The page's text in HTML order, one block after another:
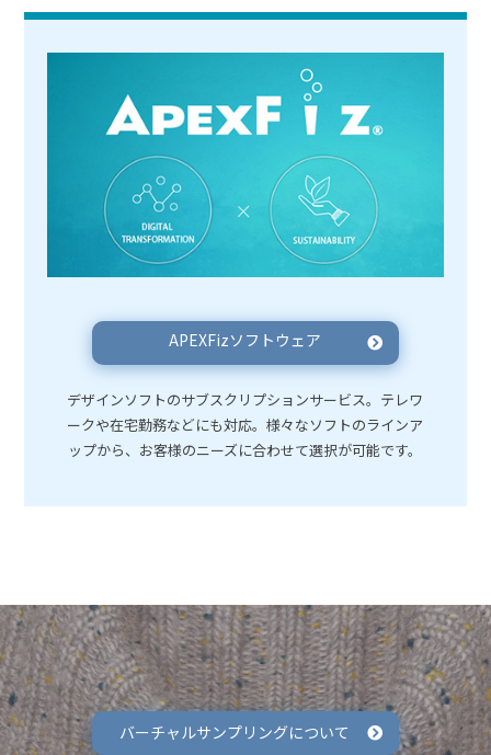
APEXFizソフトウェア
デザインソフトのサブスクリプションサービス。テレワ
ークや在宅勤務などにも対応。様々なソフトのラインア
ップから、お客様のニーズに合わせて選択が可能です。
バーチャルサンプリングについて